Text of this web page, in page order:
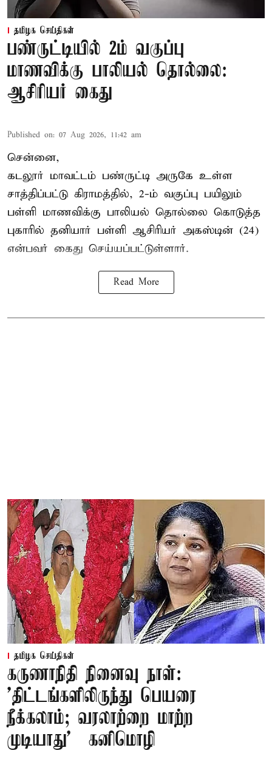
தமிழக செய்திகள்
பண்ருட்டியில் 2ம் வகுப்பு
மாணவிக்கு பாலியல் தொல்லை:
ஆசிரியர் கைது
Published on: 07 Aug 2026, 11:42 am
சென்னை,
கடலூர் மாவட்டம் பண்ருட்டி அருகே உள்ள
சாத்திப்பட்டு கிராமத்தில், 2-ம் வகுப்பு பயிலும்
பள்ளி மாணவிக்கு பாலியல் தொல்லை கொடுத்த
புகாரில் தனியார் பள்ளி ஆசிரியர் அகஸ்டின் (24)
என்பவர் கைது செய்யப்பட்டுள்ளார்.
Read More
தமிழக செய்திகள்
கருணாநிதி நினைவு நாள்:
'திட்டங்களிலிருந்து பெயரை
நீக்கலாம்; வரலாற்றை மாற்ற
முடியாது' – கனிமொழி